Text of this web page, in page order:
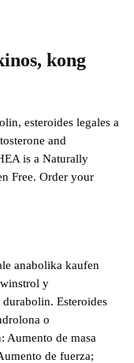
kong
esteroides legales a
and
is a Naturally
Free. Order your
anabolika kaufen
y
Esteroides
o
Aumento de masa
de fuerza;